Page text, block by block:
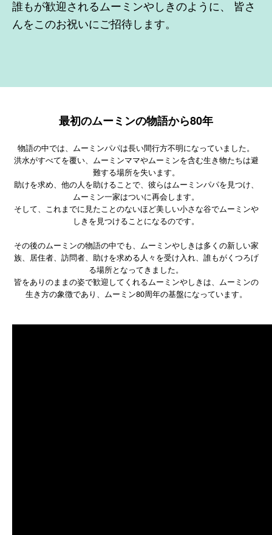
誰もが歓迎されるムーミンやしきのように、 皆さ
んをこのお祝いにご招待します。
最初のムーミンの物語から80年
物語の中では、ムーミンパパは長い間行方不明になっていました。
洪水がすべてを覆い、ムーミンママやムーミンを含む生き物たちは避
難する場所を失います。
助けを求め、他の人を助けることで、彼らはムーミンパパを見つけ、
ムーミン一家はついに再会します。
そして、これまでに見たことのないほど美しい小さな谷でムーミンや
しきを見つけることになるのです。
その後のムーミンの物語の中でも、ムーミンやしきは多くの新しい家
族、居住者、訪問者、助けを求める人々を受け入れ、誰もがくつろげ
る場所となってきました。
皆をありのままの姿で歓迎してくれるムーミンやしきは、ムーミンの
生き方の象徴であり、ムーミン80周年の基盤になっています。